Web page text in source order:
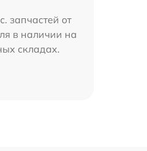
запчастей от
в наличии на
складах.